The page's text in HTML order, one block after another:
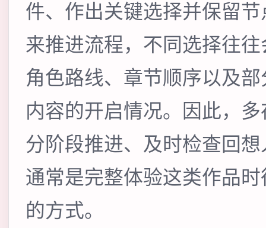
件、作出关键选择并保留
来推进流程，不同选择往
角色路线、章节顺序以及
内容的开启情况。因此，
分阶段推进、及时检查回
通常是完整体验这类作品
的方式。